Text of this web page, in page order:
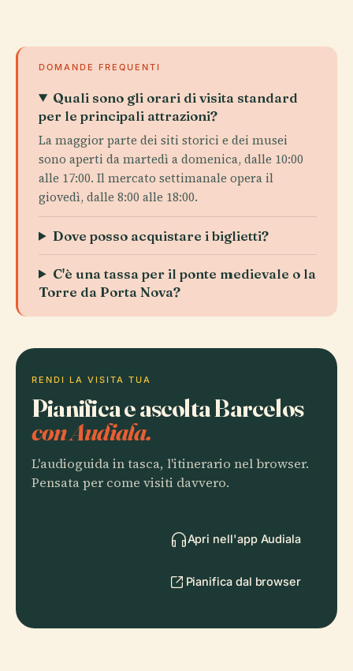
DOMANDE FREQUENTI
Quali sono gli orari di visita standard
per le principali attrazioni?
La maggior parte dei siti storici e dei musei
sono aperti da martedì a domenica, dalle 10:00
alle 17:00. Il mercato settimanale opera il
giovedì, dalle 8:00 alle 18:00.
Dove posso acquistare i biglietti?
C'è una tassa per il ponte medievale o la
Torre da Porta Nova?
RENDI LA VISITA TUA
Pianifica e ascolta Barcelos
con Audiala.
L'audioguida in tasca, l'itinerario nel browser.
Pensata per come visiti davvero.
Apri nell'app Audiala
Pianifica dal browser